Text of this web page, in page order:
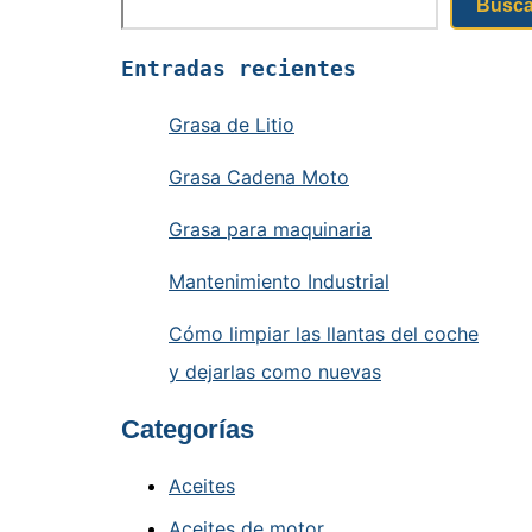
Entradas recientes
Grasa de Litio
Grasa Cadena Moto
Grasa para maquinaria
Mantenimiento Industrial
Cómo limpiar las llantas del coche
y dejarlas como nuevas
Categorías
Aceites